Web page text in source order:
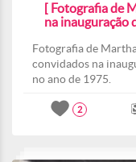
[ Fotografia de
na inauguração
Fotografia de
convidados na
no ano de 1975.
2